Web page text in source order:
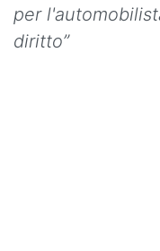
per
diritto”